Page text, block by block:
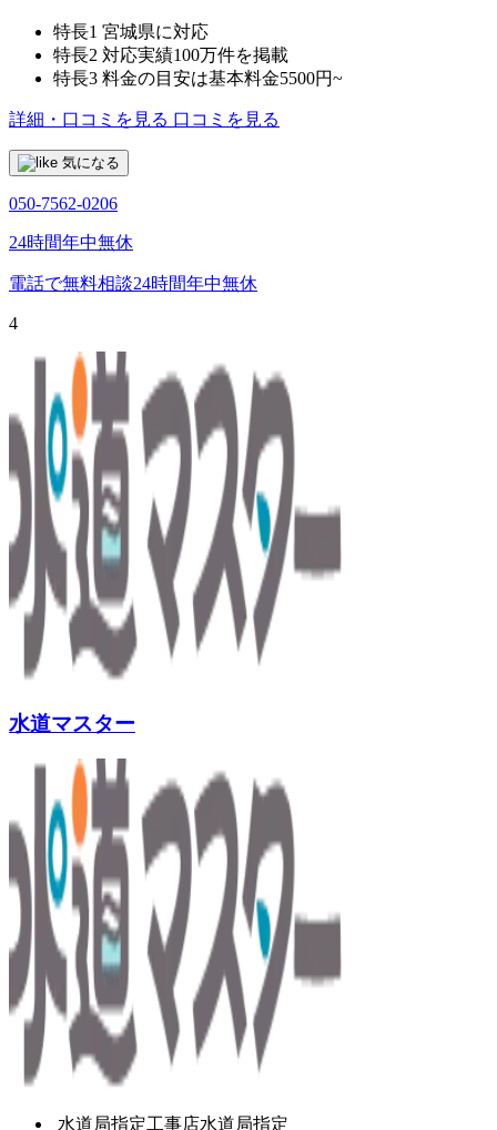
特長1 宮城県に対応
特長2 対応実績100万件を掲載
特長3 料金の目安は基本料金5500円~
詳細・口コミを見る 口コミを見る
気になる
050-7562-0206
24時間年中無休
電話で無料相談24時間年中無休
4
水道マスター
水道局指定工事店水道局指定